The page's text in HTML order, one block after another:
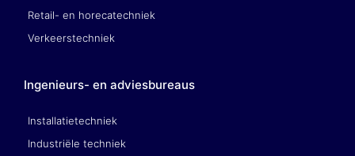
Retail- en horecatechniek
Verkeerstechniek
Ingenieurs- en adviesbureaus
Installatietechniek
Industriële techniek